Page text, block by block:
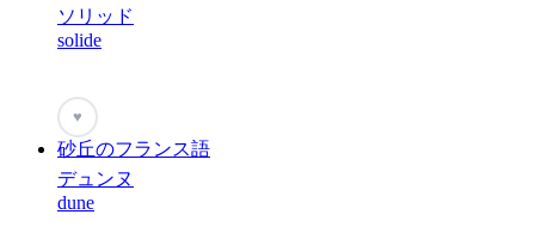
ソリッド
solide
♥
砂丘のフランス語
デュンヌ
dune